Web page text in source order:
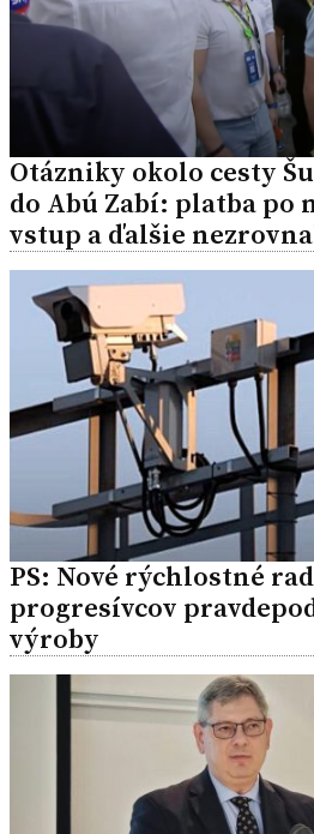
Otázniky okolo cesty
do Abú Zabí: platba po
vstup a ďalšie
PS: Nové rýchlostné
progresívcov
výroby